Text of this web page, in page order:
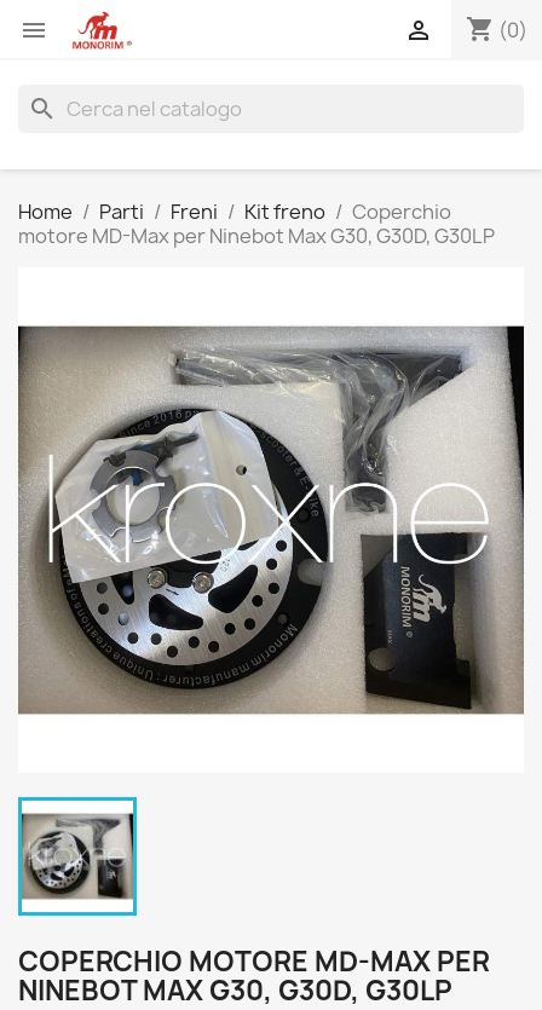
 shopping_cart (0)

search
Home Parti Freni Kit freno
Coperchio
motore MD-Max per Ninebot Max G30, G30D, G30LP
COPERCHIO MOTORE MD-MAX PER
NINEBOT MAX G30, G30D, G30LP